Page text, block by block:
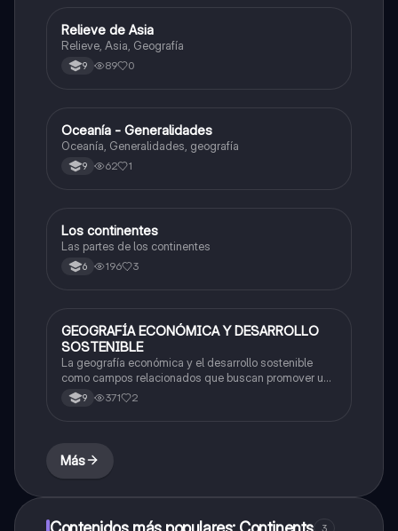
Geografía
Relieve de Asia
Relieve, Asia, Geografía
9 89 0
Geografía
Oceanía - Generalidades
Oceanía, Generalidades, geografía
9 62 1
Geografía
Los continentes
Las partes de los continentes
6 196 3
Geografía
GEOGRAFÍA ECONÓMICA Y DESARROLLO
SOSTENIBLE
La geografía económica y el desarrollo sostenible
como campos relacionados que buscan promover un
desarrollo equitativo, económico y ambientalmente
responsable.
9 371 2
Más